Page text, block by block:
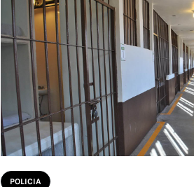
POLICIA